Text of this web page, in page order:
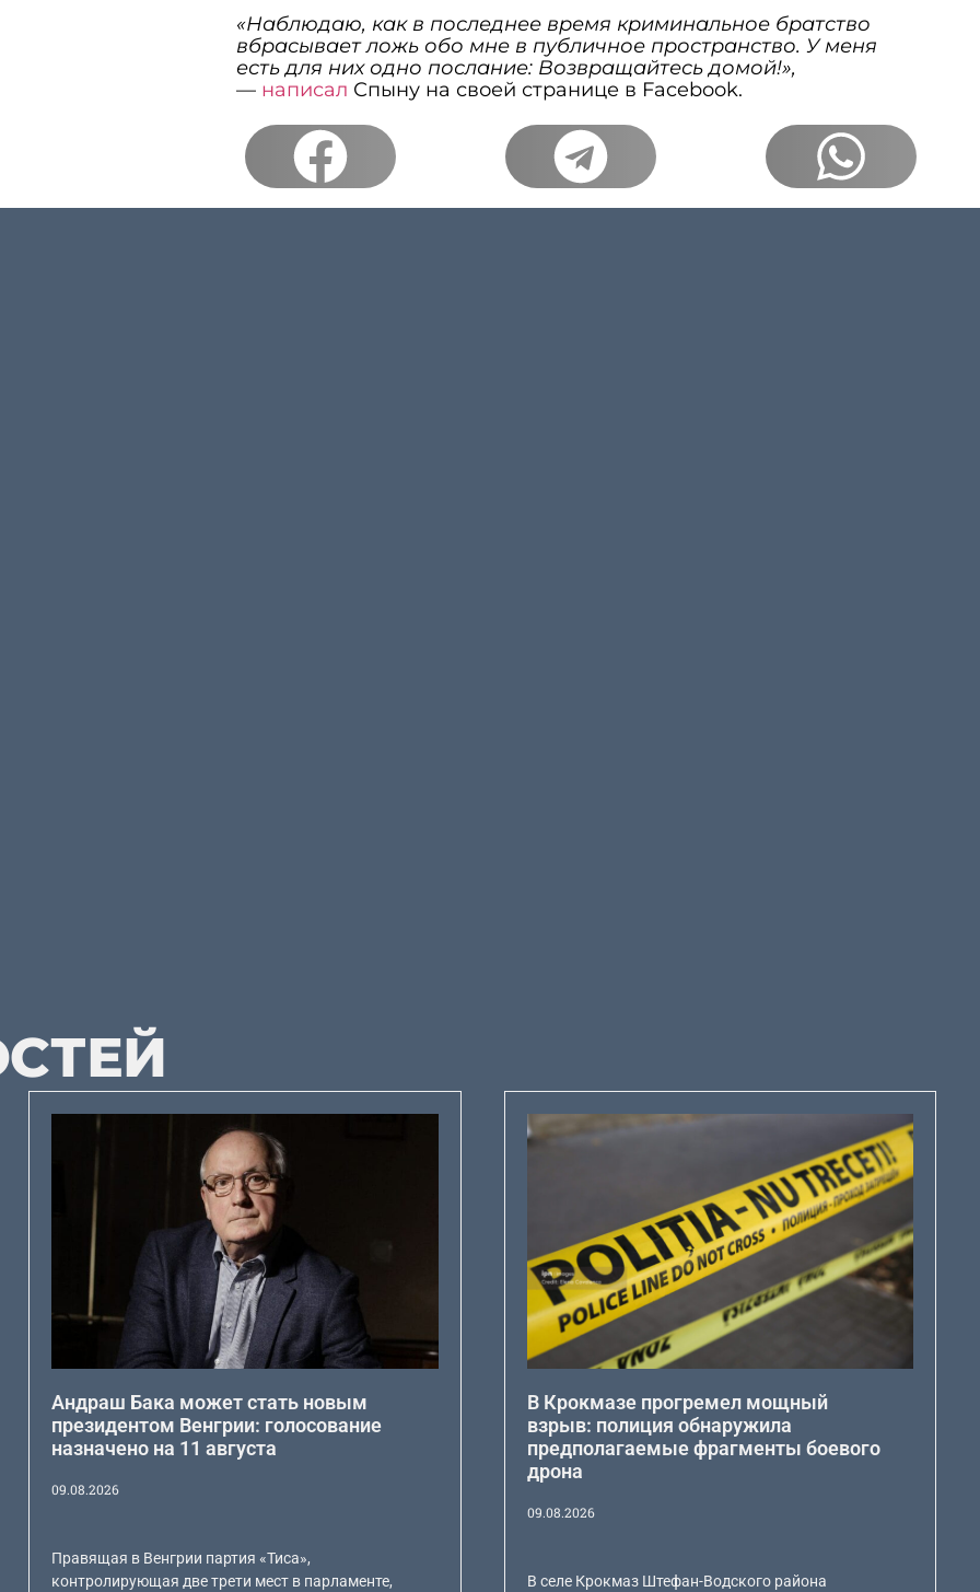
«Наблюдаю, как в последнее время криминальное братство
вбрасывает ложь обо мне в публичное пространство. У меня
есть для них одно послание: Возвращайтесь домой!»,
— написал Спыну на своей странице в Facebook.
Андраш Бака может стать новым
президентом Венгрии: голосование
назначено на 11 августа
09.08.2026
Правящая в Венгрии партия «Тиса»,
контролирующая две трети мест в парламенте,
В Крокмазе прогремел мощный
взрыв: полиция обнаружила
предполагаемые фрагменты боевого
дрона
09.08.2026
В селе Крокмаз Штефан-Водского района